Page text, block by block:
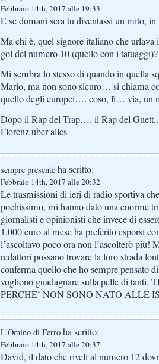
Febbraio 14th, 2017 alle 19:33
E se domani sera tu diventassi un mito,
Ma chi è, quel signore italiano che urlava
gol del numero 10 (quello con i tatuaggi)?
Mi sembra lo stesso di quando in quella
Mario, ma non sono sicuro… si chiama
quello degli europei…. coso, lì… via, un
Dopo il Rap del Trap…. il Rap del
Florenz uber alles
sempre presente ha scritto:
Febbraio 14th, 2017 alle 20:32
Le trasmissioni di ieri di radio sportiva
pochissimo, mi hanno dato una enorme
giornalisti e opinionisti che invece di
1.000 euro al mese ha preferito esporsi
l’ascoltavo poco ora non l’ascolterò più!
redattori possano trovare la loro strada
conferma quello che ho sempre pensato
vogliono guadagnare sulla pelle di
PERCHE’ NON SONO NATO ALLE
L'Omino di Ferro ha scritto:
Febbraio 14th, 2017 alle 20:37
David, il dato che riveli al numero 12